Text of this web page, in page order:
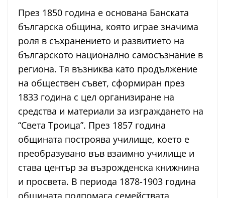
През 1850 година е основана Банската
българска община, която играе значима
роля в съхранението и развитието на
българското национално самосъзнание в
региона. Тя възниква като продължение
на обществен съвет, сформиран през
1833 година с цел организиране на
средства и материали за изграждането на
“Света Троица”. През 1857 година
общината построява училище, което е
преобразувано във взаимно училище и
става център за възрожденска книжнина
и просвета. В периода 1878-1903 година